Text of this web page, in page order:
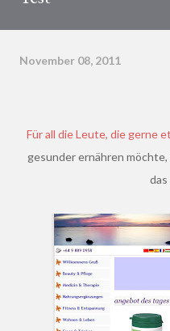
November 08, 2011
Für all die Leute, die gerne etwas mehr Sport treiben und sich
gesunder ernähren